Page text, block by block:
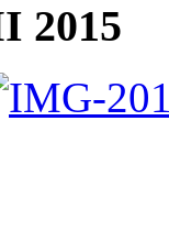
2015